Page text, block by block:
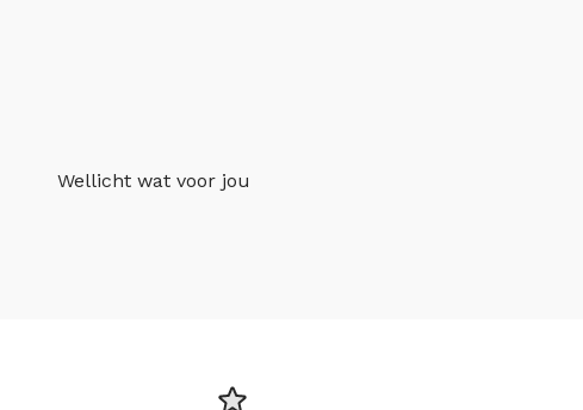
Wellicht wat voor jou